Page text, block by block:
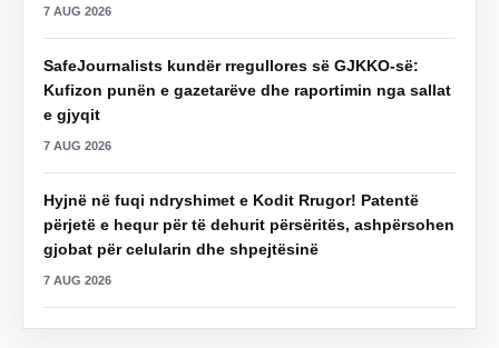
7 AUG 2026
SafeJournalists kundër rregullores së GJKKO-së:
Kufizon punën e gazetarëve dhe raportimin nga sallat
e gjyqit
7 AUG 2026
Hyjnë në fuqi ndryshimet e Kodit Rrugor! Patentë
përjetë e hequr për të dehurit përsëritës, ashpërsohen
gjobat për celularin dhe shpejtësinë
7 AUG 2026